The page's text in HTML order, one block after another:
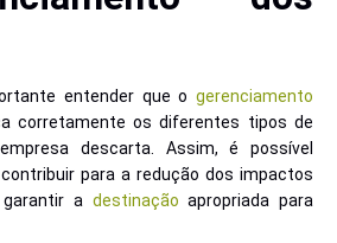
entender que o gerenciamento
corretamente os diferentes tipos de
descarta. Assim, é possível
para a redução dos impactos
a destinação apropriada para